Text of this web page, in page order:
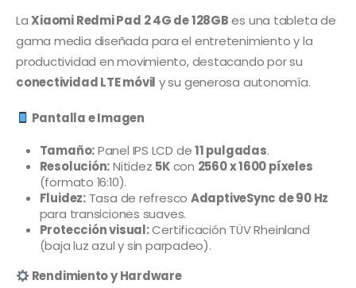
LaXiaomi Redmi Pad 2 4G de 128GBes una tableta de
gama media diseñada para el entretenimiento y la
productividad en movimiento, destacando por su
conectividad LTE móvil y su generosa autonomía.
Pantalla e Imagen
Tamaño:Panel IPS LCD de11 pulgadas.
Resolución:Nitidez 5Kcon 2560 x 1600 píxeles
(formato 16:10).
Fluidez:Tasa de refresco AdaptiveSync de 90 Hz
para transiciones suaves.
Protección visual:Certificación TÜV Rheinland
(baja luz azul y sin parpadeo).
Rendimiento y Hardware